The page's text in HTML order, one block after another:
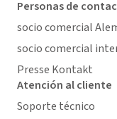
Personas de
socio comercial
socio comercial
Presse Kontakt
Atención al cliente
Soporte técnico